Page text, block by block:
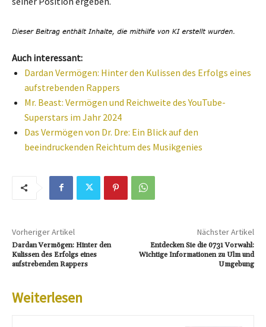
Auch interessant:
Dardan Vermögen: Hinter den Kulissen des Erfolgs eines
aufstrebenden Rappers
Mr. Beast: Vermögen und Reichweite des YouTube-
Superstars im Jahr 2024
Das Vermögen von Dr. Dre: Ein Blick auf den
beeindruckenden Reichtum des Musikgenies
Vorheriger Artikel
Dardan Vermögen: Hinter den
Kulissen des Erfolgs eines
aufstrebenden Rappers
Nächster Artikel
Entdecken Sie die 0731 Vorwahl:
Wichtige Informationen zu Ulm und
Umgebung
Weiterlesen